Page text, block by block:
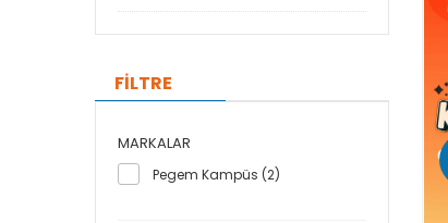
FİLTRE
MARKALAR
Pegem Kampüs (2)